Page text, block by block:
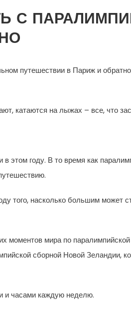
С
путешествии в Париж и
катаются на лыжах – все, что
в этом году. В то время как
того, насколько большим может
мира по паралимпийской
сборной Новой Зеландии,
и часами каждую неделю.